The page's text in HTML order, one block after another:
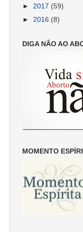
► 2017 (59)
► 2016 (8)
DIGA NÃO AO
MOMENTO